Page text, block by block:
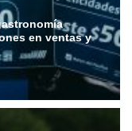
en ventas y